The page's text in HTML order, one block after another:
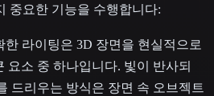
중요한 기능을 수행합니다:
한 라이팅은 3D 장면을 현실적으로
요소 중 하나입니다. 빛이 반사되
드리우는 방식은 장면 속 오브젝트